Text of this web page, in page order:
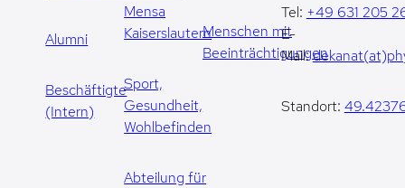
Alumni
Beschäftigte
(Intern)
Mensa
Kaiserslautern
Sport,
Gesundheit,
Wohlbefinden
Abteilung für
Menschen mit
Beeinträchtigungen
Tel: +49 631 205
E-
Mail:
Standort: